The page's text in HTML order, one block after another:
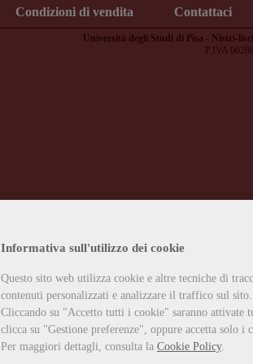
Informativa sull'utilizzo dei cookie
Questo sito web utilizza cookie e altre tecniche di
contenuti personalizzati e analizzare il traffico sul sito.
Cliccando su "Accetto tutti i cookie" saranno attivate
clicca su "Gestione preferenze", oppure accetta solo
Per maggiori dettagli, consulta la Cookie Policy.
Condizioni di vendita Contattaci
Università degli Studi di Pisa - Nistri-
P.IVA